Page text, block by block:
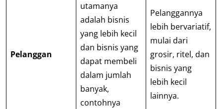
Pelanggan
utamanya
adalah bisnis
yang lebih kecil
dan bisnis yang
dapat membeli
dalam jumlah
banyak,
contohnya
Pelanggannya
lebih bervariatif,
mulai dari
grosir, ritel, dan
bisnis yang
lebih kecil
lainnya.